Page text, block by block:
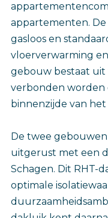
appartementen.
gasloos en
vloerverwarming
gebouw bestaat
verbonden worden
binnenzijde van
De twee
uitgerust met een
Schagen. Dit RHT-
optimale